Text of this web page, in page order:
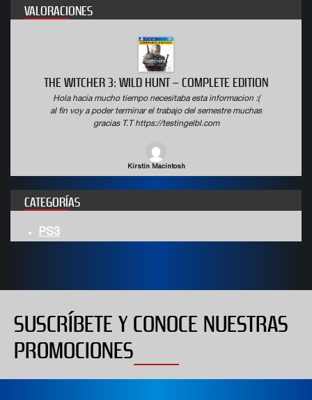
VALORACIONES
THE WITCHER 3: WILD HUNT – COMPLETE EDITION
Hola hacia mucho tiempo necesitaba esta informacion :(
al fin voy a poder terminar el trabajo del semestre muchas
gracias T.T https://testingelbl.com
Kirstin Macintosh
CATEGORÍAS
PS3
SUSCRÍBETE Y CONOCE NUESTRAS
PROMOCIONES